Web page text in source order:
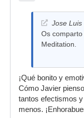
Jose Luis
Os
Meditation.
¡Qué bonito y
Cómo Javier
tantos efectismos
menos.